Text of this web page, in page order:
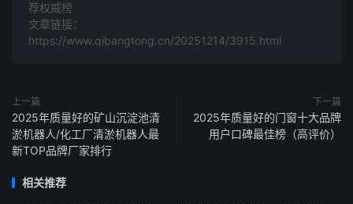
荐权威榜
文章链接：
https://www.qibangtong.cn/20251214/3915.html
上一篇
2025年质量好的矿山沉淀池清
淤机器人/化工厂清淤机器人最
新TOP品牌厂家排行
下一篇
2025年质量好的门窗十大品牌
用户口碑最佳榜（高评价）
相关推荐